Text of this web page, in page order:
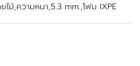
ไม้,ความหนา,5.3 mm.,โฟม IXPE